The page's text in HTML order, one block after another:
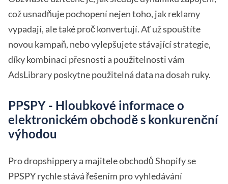
což usnadňuje pochopení nejen toho, jak reklamy
vypadají, ale také proč konvertují. Ať už spouštíte
novou kampaň, nebo vylepšujete stávající strategie,
díky kombinaci přesnosti a použitelnosti vám
AdsLibrary poskytne použitelná data na dosah ruky.
PPSPY - Hloubkové informace o
elektronickém obchodě s konkurenční
výhodou
Pro dropshippery a majitele obchodů Shopify se
PPSPY rychle stává řešením pro vyhledávání